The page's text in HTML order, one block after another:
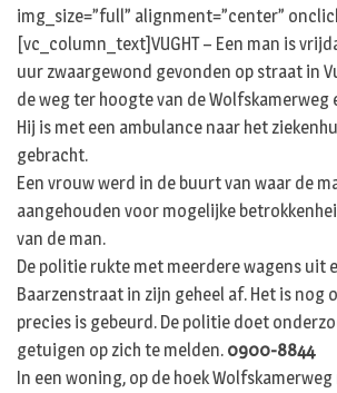
img_size=”full” alignment=”center”
[vc_column_text]VUGHT – Een man is
uur zwaargewond gevonden op straat in
de weg ter hoogte van de Wolfskamerweg
Hij is met een ambulance naar het
gebracht.
Een vrouw werd in de buurt van waar de
aangehouden voor mogelijke
van de man.
De politie rukte met meerdere wagens uit
Baarzenstraat in zijn geheel af. Het is nog
precies is gebeurd. De politie doet
getuigen op zich te melden. 0900-8844
In een woning, op de hoek